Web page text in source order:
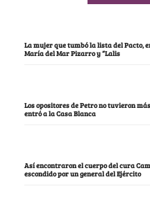
La mujer que tumbó la lista del Pacto,
María del Mar Pizarro y “Lalis
Los opositores de Petro no tuvieron
entró a la Casa Blanca
Así encontraron el cuerpo del cura
escondido por un general del Ejército